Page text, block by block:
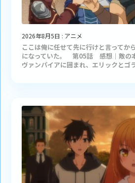
2026年8月5日 : アニメ
ここは俺に任せて先に行けと言ってか
になっていた。 第05話 感想｜敵の
ヴァンパイアに囲まれ、エリックとゴ